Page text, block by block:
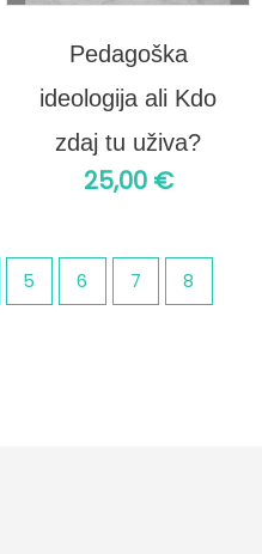
Pedagoška
ideologija ali Kdo
zdaj tu uživa?
25,00 €
5 6 7 8